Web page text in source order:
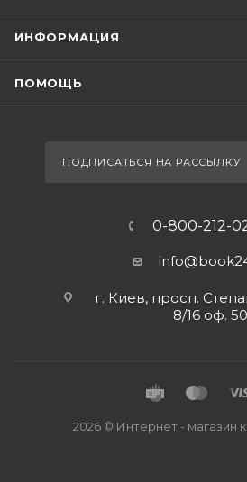
ИНФОРМАЦИЯ
ПОМОЩЬ
ПОДПИСАТЬСЯ НА РАССЫЛКУ
0-800-212-
г. Киев, просп.
8/16 оф.
2026 © Интернет - магазин